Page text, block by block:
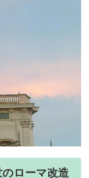
ローマ改造